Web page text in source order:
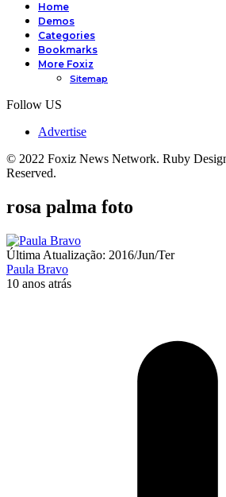
Home
Demos
Categories
Bookmarks
More Foxiz
Sitemap
Follow US
Advertise
© 2022 Foxiz News Network. Ruby
Reserved.
rosa palma foto
Última Atualização: 2016/Jun/Ter
Paula Bravo
10 anos atrás